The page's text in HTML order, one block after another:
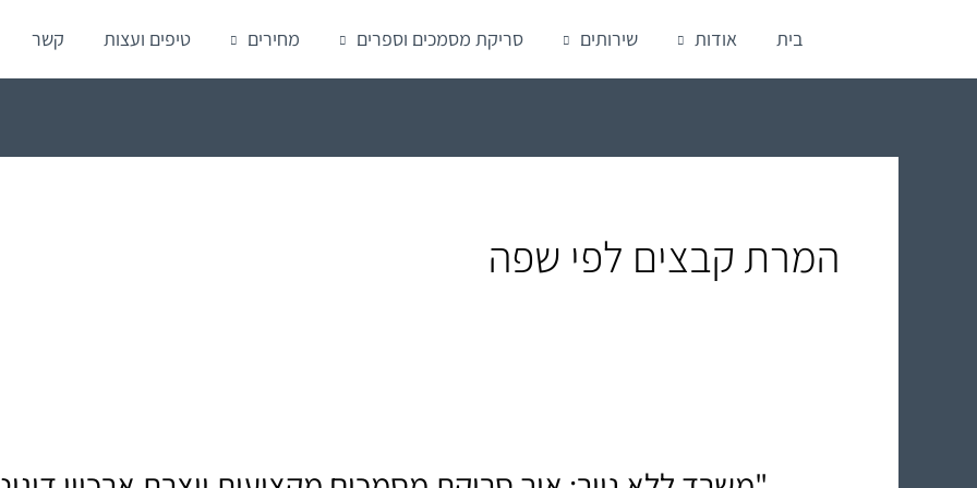
בית אודות שירותים סריקת מסמכים וספרים מחירים טיפים ועצות קשר
המרת קבצים לפי שפה
"משרד